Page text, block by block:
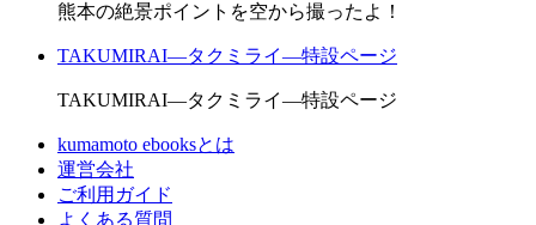
熊本の絶景ポイントを空から撮ったよ！
TAKUMIRAI―タクミライ―特設ページ
TAKUMIRAI―タクミライ―特設ページ
kumamoto ebooksとは
運営会社
ご利用ガイド
よくある質問